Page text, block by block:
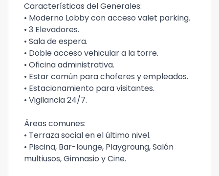
Características del Generales:
• Moderno Lobby con acceso valet parking.
• 3 Elevadores.
• Sala de espera.
• Doble acceso vehicular a la torre.
• Oficina administrativa.
• Estar común para choferes y empleados.
• Estacionamiento para visitantes.
• Vigilancia 24/7.
Áreas comunes:
• Terraza social en el último nivel.
• Piscina, Bar-lounge, Playgroung, Salón
multiusos, Gimnasio y Cine.